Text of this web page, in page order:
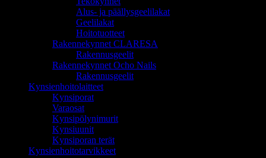
Alus- ja päällysgeelilakat
Geelilakat
Hoitotuotteet
Rakennekynnet CLARESA
Rakennusgeelit
Rakennekynnet Ocho Nails
Rakennusgeelit
Kynsienhoitolaitteet
Kynsiporat
Varaosat
Kynsipölynimurit
Kynsiuunit
Kynsiporan terät
Kynsienhoitotarvikkeet